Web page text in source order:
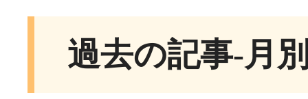
過去の記事-月